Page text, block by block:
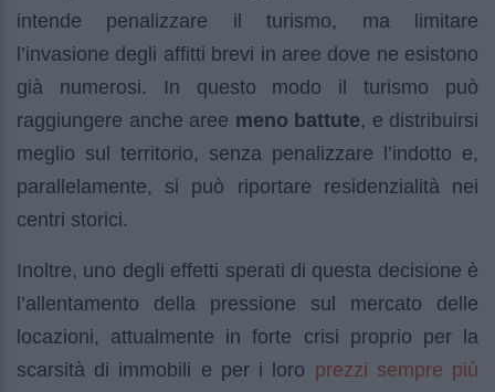
intende penalizzare il turismo, ma limitare
l’invasione degli affitti brevi in aree dove ne esistono
già numerosi. In questo modo il turismo può
raggiungere anche aree meno battute, e distribuirsi
meglio sul territorio, senza penalizzare l’indotto e,
parallelamente, si può riportare residenzialità nei
centri storici.
Inoltre, uno degli effetti sperati di questa decisione è
l’allentamento della pressione sul mercato delle
locazioni, attualmente in forte crisi proprio per la
scarsità di immobili e per i loro prezzi sempre più